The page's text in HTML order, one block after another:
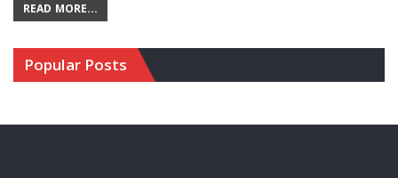
READ MORE...
Popular Posts